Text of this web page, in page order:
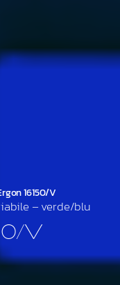
16150/V
– verde/blu
V